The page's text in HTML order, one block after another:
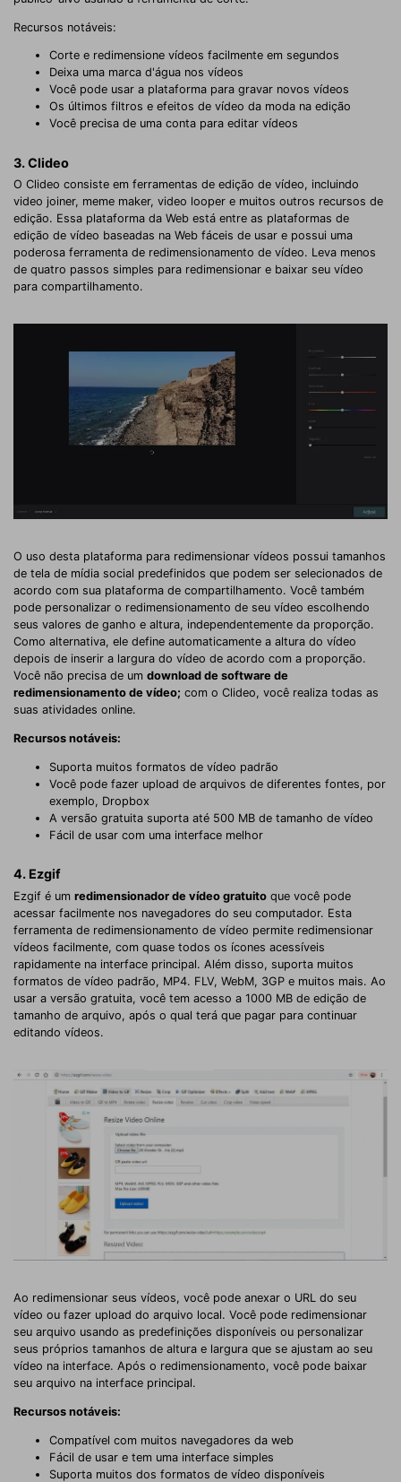
Recursos notáveis:
Corte e redimensione vídeos facilmente em segundos
Deixa uma marca d'água nos vídeos
Você pode usar a plataforma para gravar novos vídeos
Os últimos filtros e efeitos de vídeo da moda na edição
Você precisa de uma conta para editar vídeos
3. Clideo
O Clideo consiste em ferramentas de edição de vídeo, incluindo
video joiner, meme maker, video looper e muitos outros recursos de
edição. Essa plataforma da Web está entre as plataformas de
edição de vídeo baseadas na Web fáceis de usar e possui uma
poderosa ferramenta de redimensionamento de vídeo. Leva menos
de quatro passos simples para redimensionar e baixar seu vídeo
para compartilhamento.
O uso desta plataforma para redimensionar vídeos possui tamanhos
de tela de mídia social predefinidos que podem ser selecionados de
acordo com sua plataforma de compartilhamento. Você também
pode personalizar o redimensionamento de seu vídeo escolhendo
seus valores de ganho e altura, independentemente da proporção.
Como alternativa, ele define automaticamente a altura do vídeo
depois de inserir a largura do vídeo de acordo com a proporção.
Você não precisa de um download de software de
redimensionamento de vídeo; com o Clideo, você realiza todas as
suas atividades online.
Recursos notáveis:
Suporta muitos formatos de vídeo padrão
Você pode fazer upload de arquivos de diferentes fontes, por
exemplo, Dropbox
A versão gratuita suporta até 500 MB de tamanho de vídeo
Fácil de usar com uma interface melhor
4. Ezgif
Ezgif é um redimensionador de vídeo gratuito que você pode
acessar facilmente nos navegadores do seu computador. Esta
ferramenta de redimensionamento de vídeo permite redimensionar
vídeos facilmente, com quase todos os ícones acessíveis
rapidamente na interface principal. Além disso, suporta muitos
formatos de vídeo padrão, MP4. FLV, WebM, 3GP e muitos mais. Ao
usar a versão gratuita, você tem acesso a 1000 MB de edição de
tamanho de arquivo, após o qual terá que pagar para continuar
editando vídeos.
Ao redimensionar seus vídeos, você pode anexar o URL do seu
vídeo ou fazer upload do arquivo local. Você pode redimensionar
seu arquivo usando as predefinições disponíveis ou personalizar
seus próprios tamanhos de altura e largura que se ajustam ao seu
vídeo na interface. Após o redimensionamento, você pode baixar
seu arquivo na interface principal.
Recursos notáveis:
Compatível com muitos navegadores da web
Fácil de usar e tem uma interface simples
Suporta muitos dos formatos de vídeo disponíveis